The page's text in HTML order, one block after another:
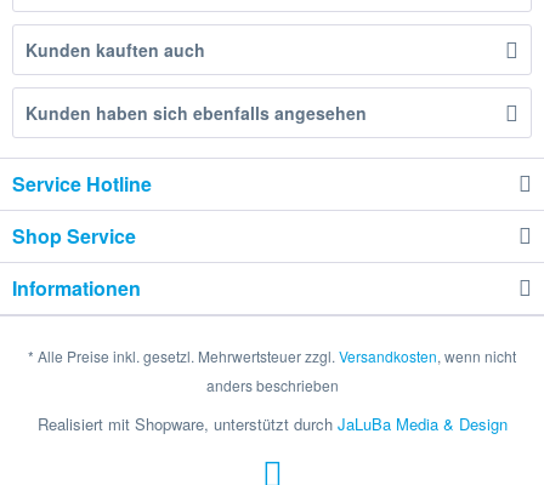
Kunden kauften auch
Kunden haben sich ebenfalls angesehen
Service Hotline
Shop Service
Informationen
* Alle Preise inkl. gesetzl. Mehrwertsteuer zzgl. Versandkosten, wenn nicht
anders beschrieben
Realisiert mit Shopware, unterstützt durch JaLuBa Media & Design